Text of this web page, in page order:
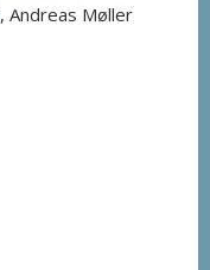
, Andreas Møller